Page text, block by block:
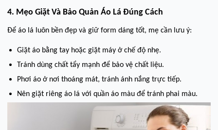
4. Mẹo Giặt Và Bảo Quản Áo Lá Đúng Cách
Để áo lá luôn bền đẹp và giữ form dáng tốt, mẹ cần lưu ý:
Giặt áo bằng tay hoặc giặt máy ở chế độ nhẹ.
Tránh dùng chất tẩy mạnh để bảo vệ chất liệu.
Phơi áo ở nơi thoáng mát, tránh ánh nắng trực tiếp.
Nên giặt riêng áo lá với quần áo màu để tránh phai màu.